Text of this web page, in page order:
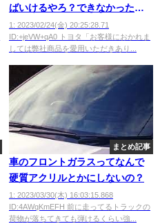
ばいけるやろ？できなかったら..
わかってるよな？」
1: 2023/02/24(金) 20:25:28.71
ID:+jeVW+qA0 トヨタ「お客様におかれま
しては弊社商品を愛用いただきあり...
まとめ記事
車のフロントガラスってなんで
硬質アクリルとかにしないの？
1: 2023/03/30(木) 16:03:15.868
ID:4AWqKmEFH 前に走ってるトラックの
荷物が落ちてきても弾けるくらい強...